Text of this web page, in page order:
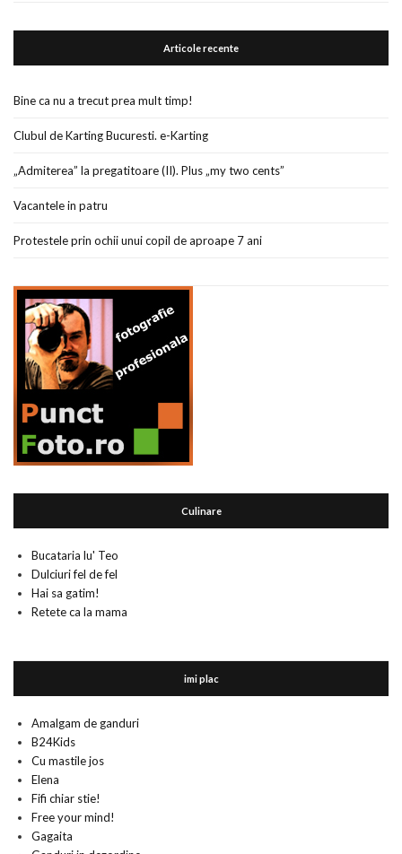
Articole recente
Bine ca nu a trecut prea mult timp!
Clubul de Karting Bucuresti. e-Karting
„Admiterea” la pregatitoare (II). Plus „my two cents”
Vacantele in patru
Protestele prin ochii unui copil de aproape 7 ani
Culinare
Bucataria lu' Teo
Dulciuri fel de fel
Hai sa gatim!
Retete ca la mama
imi plac
Amalgam de ganduri
B24Kids
Cu mastile jos
Elena
Fifi chiar stie!
Free your mind!
Gagaita